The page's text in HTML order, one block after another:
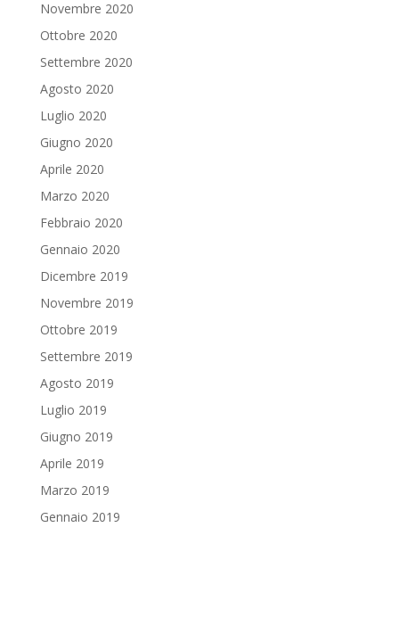
Novembre 2020
Ottobre 2020
Settembre 2020
Agosto 2020
Luglio 2020
Giugno 2020
Aprile 2020
Marzo 2020
Febbraio 2020
Gennaio 2020
Dicembre 2019
Novembre 2019
Ottobre 2019
Settembre 2019
Agosto 2019
Luglio 2019
Giugno 2019
Aprile 2019
Marzo 2019
Gennaio 2019